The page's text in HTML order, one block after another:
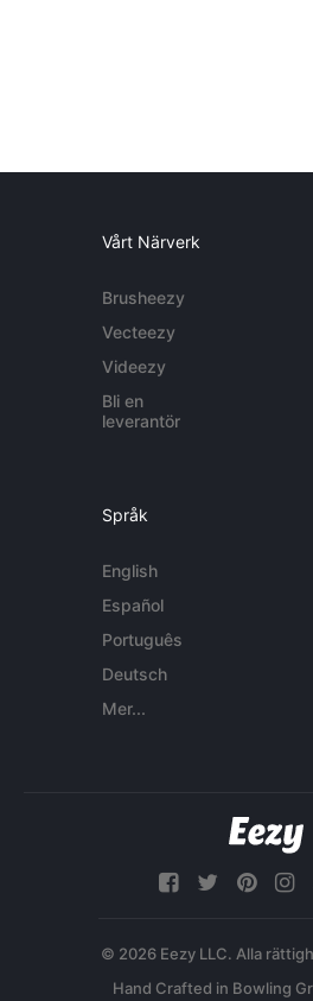
Vårt Närverk
Brusheezy
Vecteezy
Videezy
Bli en
leverantör
Språk
English
Español
Português
Deutsch
Mer...
© 2026 Eezy LLC. Alla